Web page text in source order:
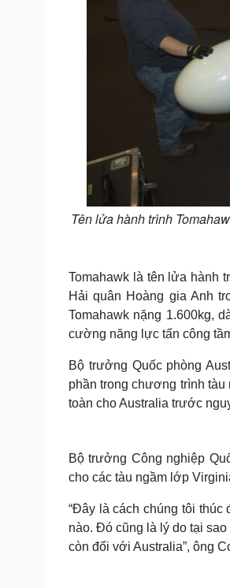
Tên lửa hành trình
Tomahawk là tên lửa hành
Hải quân Hoàng gia Anh
Tomahawk nặng 1.600kg,
cường năng lực tấn công
Bộ trưởng Quốc phòng
phần trong chương trình tàu
toàn cho Australia trước
Bộ trưởng Công nghiệp
cho các tàu ngầm lớp
“Đây là cách chúng tôi thúc
nào. Đó cũng là lý do tại
còn đối với Australia”, ông